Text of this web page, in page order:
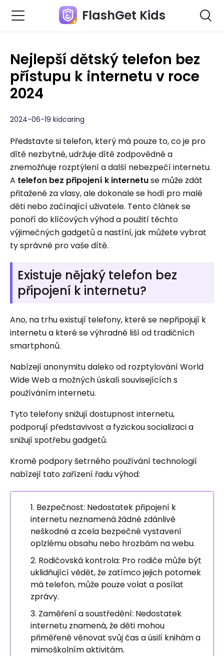
FlashGet Kids
Nejlepší dětský telefon bez
přístupu k internetu v roce
2024
2024-06-19 kidcaring
Představte si telefon, který má pouze to, co je pro
dítě nezbytné, udržuje dítě zodpovědné a
znemožňuje rozptýlení a další nebezpečí internetu.
A telefon bez připojení k internetuse může zdát
přitažené za vlasy, ale dokonale se hodí pro malé
děti nebo začínající uživatele. Tento článek se
ponoří do klíčových výhod a použití těchto
výjimečných gadgetů a nastíní, jak můžete vybrat
ty správné pro vaše dítě.
Existuje nějaký telefon bez
připojení k internetu?
Ano, na trhu existují telefony, které se nepřipojují k
internetu a které se výhradně liší od tradičních
smartphonů.
Nabízejí anonymitu daleko od rozptylování World
Wide Web a možných úskalí souvisejících s
používáním internetu.
Tyto telefony snižují dostupnost internetu,
podporují představivost a fyzickou socializaci a
snižují spotřebu gadgetů.
Kromě podpory šetrného používání technologií
nabízejí tato zařízení řadu výhod:
Bezpečnost: Nedostatek připojení k
internetu neznamená žádné zdánlivě
neškodné a zcela bezpečné vystavení
oplzlému obsahu nebo hrozbám na webu.
Rodičovská kontrola: Pro rodiče může být
uklidňující vědět, že zatímco jejich potomek
má telefon, může pouze volat a posílat
zprávy.
Zaměření a soustředění: Nedostatek
internetu znamená, že děti mohou
přiměřeně věnovat svůj čas a úsilí knihám a
mimoškolním aktivitám.